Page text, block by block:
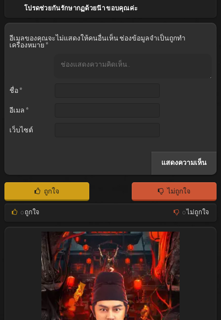
โปรดช่วยกันรักษากฏด้วยน๊า ขอบคุณค่ะ
อีเมลของคุณจะไม่แสดงให้คนอื่นเห็น ช่องข้อมูลจำเป็นถูกทำ
เครื่องหมาย *
ชื่อ *
อีเมล *
เว็บไซต์
ถูกใจ ไม่ถูกใจ
0ถูกใจ 0ไม่ถูกใจ